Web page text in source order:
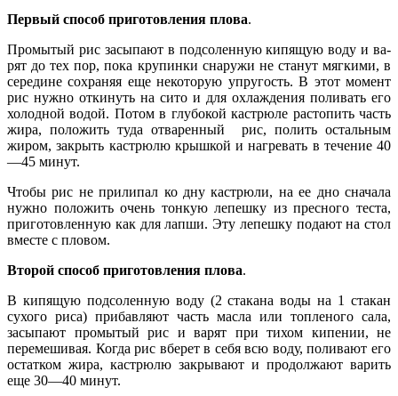
Первый способ приготовления плова.
Промытый рис за­сыпают в подсоленную кипящую воду и ва­
рят до тех пор, пока крупинки снаружи не станут мягкими, в
середине сохраняя еще некоторую упругость. В этот момент
рис нужно откинуть на сито и для охлаждения поливать его
холодной водой. Потом в глу­бокой кастрюле растопить часть
жира, по­ложить туда отваренный рис, полить ос­тальным
жиром, закрыть кастрюлю крыш­кой и нагревать в течение 40
—45 минут.
Чтобы рис не прилипал ко дну кастрюли, на ее дно сначала
нужно положить очень тонкую лепешку из пресного теста,
приго­товленную как для лапши. Эту лепешку по­дают на стол
вместе с пловом.
Второй способ приготовления плова.
В кипящую подсо­ленную воду (2 стакана воды на 1 стакан
сухого риса) прибавляют часть масла или топленого сала,
засыпают промытый рис и варят при тихом кипении, не
перемешивая. Когда рис вберет в себя всю воду, поли­вают его
остатком жира, кастрюлю закры­вают и продолжают варить
еще 30—40 ми­нут.